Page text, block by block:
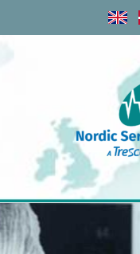
to